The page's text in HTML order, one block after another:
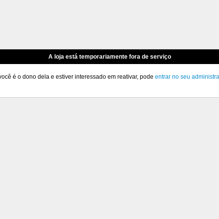
A loja está temporariamente fora de serviço
é o dono dela e estiver interessado em reativar, pode entrar no seu